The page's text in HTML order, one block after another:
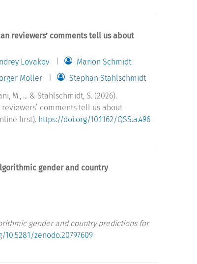
reviewers’ comments tell us about
Lovakov
Marion Schmidt
Möller
Stephan Stahlschmidt
M., ... & Stahlschmidt, S. (2026).
comments tell us about
first). https://doi.org/10.1162/QSS.a.496
gender and country
gender and country predictions for
zenodo.20797609